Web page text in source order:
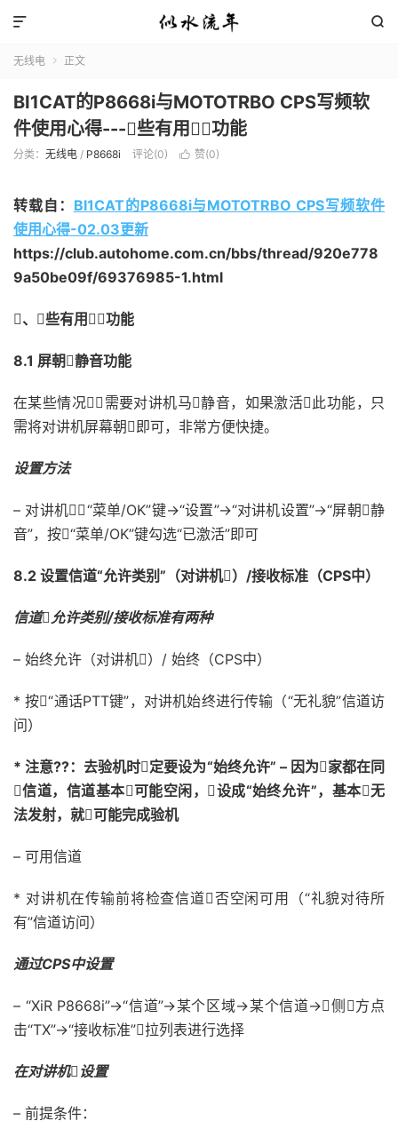


无线电  正文
BI1CAT的P8668i与MOTOTRBO CPS写频软
件使用心得---些有用功能
分类： 无线电 / P8668i 评论(0)  赞(0)
转载自： BI1CAT的P8668i与MOTOTRBO CPS写频软件
使用心得-02.03更新
https://club.autohome.com.cn/bbs/thread/920e778
9a50be09f/69376985-1.html
、些有用功能
8.1 屏朝静音功能
在某些情况，需要对讲机马静音，如果激活此功能，只
需将对讲机屏幕朝即可，非常方便快捷。
设置方法
– 对讲机，“菜单/OK”键->“设置”->“对讲机设置”->“屏朝静
音”，按“菜单/OK”键勾选“已激活”即可
8.2 设置信道“允许类别”（对讲机）/接收标准（CPS中）
信道允许类别/接收标准有两种
– 始终允许（对讲机）/ 始终（CPS中）
* 按“通话PTT键”，对讲机始终进行传输（“无礼貌”信道访
问）
* 注意??：去验机时定要设为“始终允许” – 因为家都在同
信道，信道基本可能空闲，设成“始终允许”，基本无
法发射，就可能完成验机
– 可用信道
* 对讲机在传输前将检查信道否空闲可用（“礼貌对待所
有”信道访问）
通过CPS中设置
– “XiR P8668i”->“信道”->某个区域->某个信道->侧方点
击“TX”->“接收标准”拉列表进行选择
在对讲机设置
– 前提条件：